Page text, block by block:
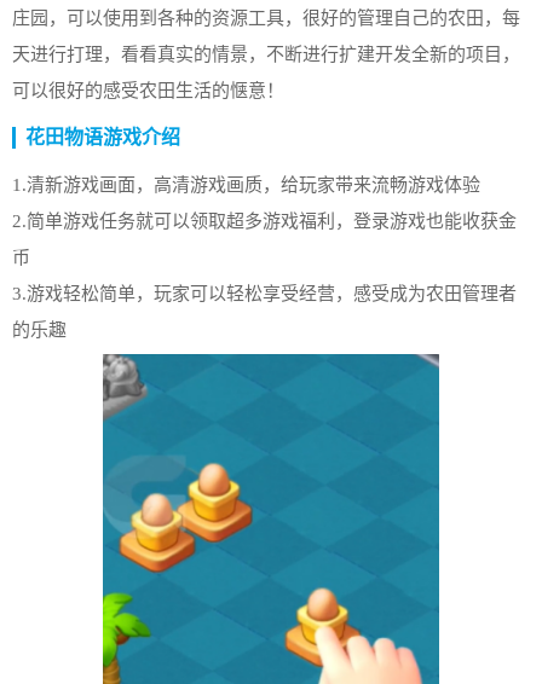
庄园，可以使用到各种的资源工具，很好的管理自己的农田，每
天进行打理，看看真实的情景，不断进行扩建开发全新的项目，
可以很好的感受农田生活的惬意！
花田物语游戏介绍
1.清新游戏画面，高清游戏画质，给玩家带来流畅游戏体验
2.简单游戏任务就可以领取超多游戏福利，登录游戏也能收获金
币
3.游戏轻松简单，玩家可以轻松享受经营，感受成为农田管理者
的乐趣